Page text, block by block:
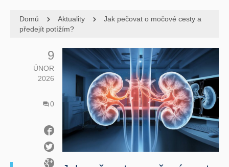
Domů Aktuality
Jak pečovat o močové cesty a
předejít potížím?
9
ÚNOR
2026
0